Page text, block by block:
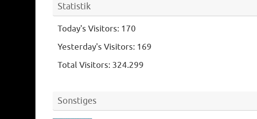
Statistik
Today's Visitors: 170
Yesterday's Visitors: 169
Total Visitors: 324.299
Sonstiges